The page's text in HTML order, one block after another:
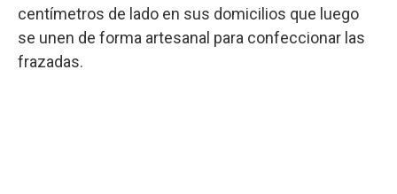
centímetros de lado en sus domicilios que luego
se unen de forma artesanal para confeccionar las
frazadas.